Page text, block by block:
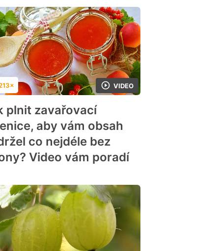
VIDEO
plnit zavařovací
aby vám obsah
co nejdéle bez
Video vám poradí